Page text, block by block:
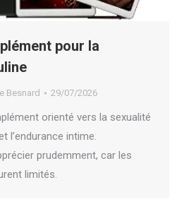
pour la
Besnard 29/07/2026
orienté vers la sexualité
l’endurance intime.
prudemment, car les
limités.